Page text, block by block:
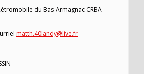
du Bas-Armagnac CRBA
matth.40landy@live.fr